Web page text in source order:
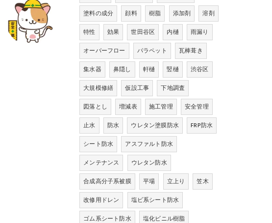
塗料の成分
顔料 樹脂 添加剤
溶剤
特性
効果 世田谷区 内樋
雨漏り
オーバーフロー
パラペット
瓦棒葺き
集水器
鼻隠し 軒樋 竪樋
渋谷区
大規模修繕
仮設工事
下地調査
図落とし
増減表 施工管理
安全管理
止水
防水 ウレタン塗膜防水
FRP防水
シート防水
アスファルト防水
メンテナンス
ウレタン防水
合成高分子系被膜
平場 立上り
笠木
改修用ドレン
塩ビ系シート防水
ゴム系シート防水
塩化ビニル樹脂